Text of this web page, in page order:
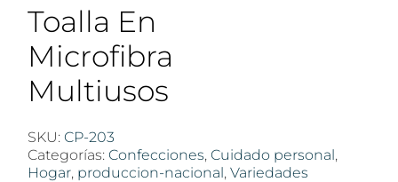
Toalla En
Microfibra
Multiusos
SKU: CP-203
Categorías: Confecciones, Cuidado personal,
Hogar, produccion-nacional, Variedades